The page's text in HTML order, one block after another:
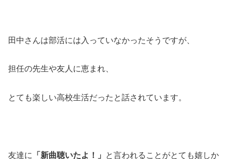
田中さんは部活には入っていなかったそうですが、
担任の先生や友人に恵まれ、
とても楽しい高校生活だったと話されています。
友達に 「新曲聴いたよ！」 と言われることがとても嬉しか